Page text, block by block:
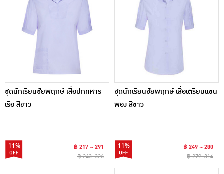
ชุดนักเรียนชัยพฤกษ์ เสื้อปกทหาร
เรือ สีขาว
11%
฿ 217 ~ 291
฿ 243~326
ชุดนักเรียนชัยพฤกษ์ เสื้อเตรียมแขน
พอง สีขาว
11%
฿ 249 ~ 280
฿ 279~314